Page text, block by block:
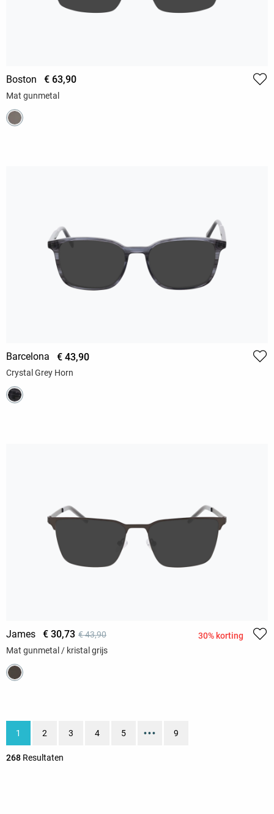
Boston € 63,90
Mat gunmetal
Barcelona € 43,90
Crystal Grey Horn
James € 30,73 € 43,90
30% korting
Mat gunmetal / kristal grijs
268 Resultaten
1 2 3 4 5 ••• 9